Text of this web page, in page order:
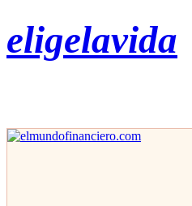
eligelavida